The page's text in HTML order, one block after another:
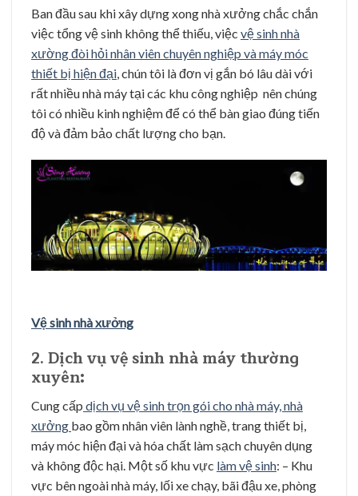
Ban đầu sau khi xây dựng xong nhà xưởng chắc chắn
việc tổng vệ sinh không thể thiếu, việc vệ sinh nhà
xường đòi hỏi nhân viên chuyên nghiệp và máy móc
thiết bị hiện đại, chún tôi là đơn vị gắn bó lâu dài với
rất nhiều nhà máy tại các khu công nghiệp nên chúng
tôi có nhiều kinh nghiệm để có thể bàn giao đúng tiến
độ và đảm bảo chất lượng cho bạn.
Vệ sinh nhà xưởng
2. Dịch vụ vệ sinh nhà máy thường
xuyên:
Cung cấp dịch vụ vệ sinh trọn gói cho nhà máy, nhà
xưởng bao gồm nhân viên lành nghề, trang thiết bị,
máy móc hiện đại và hóa chất làm sạch chuyên dụng
và không độc hại. Một số khu vực làm vệ sinh: – Khu
vực bên ngoài nhà máy, lối xe chạy, bãi đậu xe, phòng